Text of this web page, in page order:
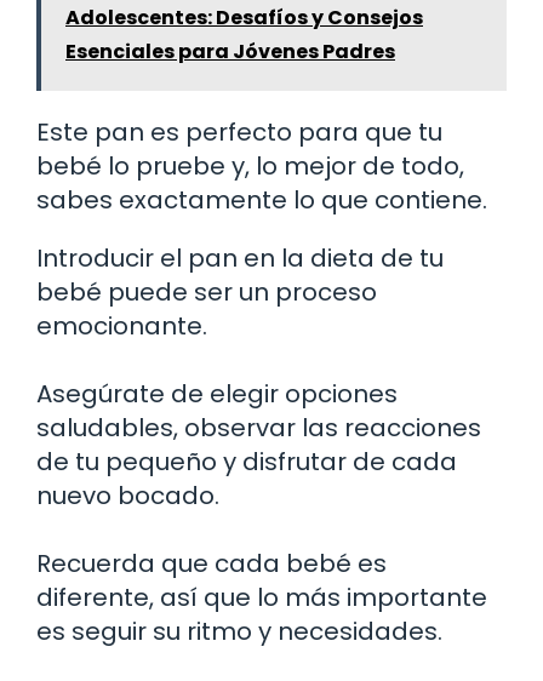
Adolescentes: Desafíos y Consejos
Esenciales para Jóvenes Padres
Este pan es perfecto para que tu
bebé lo pruebe y, lo mejor de todo,
sabes exactamente lo que contiene.
Introducir el pan en la dieta de tu
bebé puede ser un proceso
emocionante.
Asegúrate de elegir opciones
saludables, observar las reacciones
de tu pequeño y disfrutar de cada
nuevo bocado.
Recuerda que cada bebé es
diferente, así que lo más importante
es seguir su ritmo y necesidades.